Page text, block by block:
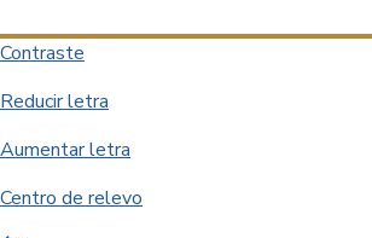
Contraste
Reducir letra
Aumentar letra
Centro de relevo